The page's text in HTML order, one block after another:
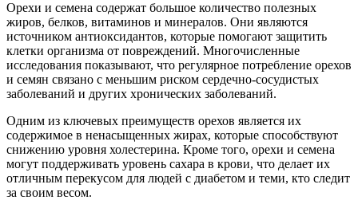
Орехи и семена содержат большое количество полезных
жиров, белков, витаминов и минералов. Они являются
источником антиоксидантов, которые помогают защитить
клетки организма от повреждений. Многочисленные
исследования показывают, что регулярное потребление орехов
и семян связано с меньшим риском сердечно-сосудистых
заболеваний и других хронических заболеваний.
Одним из ключевых преимуществ орехов является их
содержимое в ненасыщенных жирах, которые способствуют
снижению уровня холестерина. Кроме того, орехи и семена
могут поддерживать уровень сахара в крови, что делает их
отличным перекусом для людей с диабетом и теми, кто следит
за своим весом.